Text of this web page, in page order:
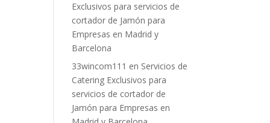
Exclusivos para servicios de
cortador de Jamón para
Empresas en Madrid y
Barcelona
33wincom111 en Servicios de
Catering Exclusivos para
servicios de cortador de
Jamón para Empresas en